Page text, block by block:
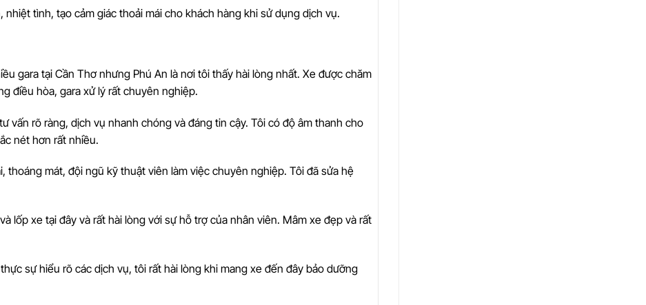
nhiệt tình, tạo cảm giác thoải mái cho khách hàng khi sử dụng dịch vụ.
gara tại Cần Thơ nhưng Phú An là nơi tôi thấy hài lòng nhất. Xe được chăm
điều hòa, gara xử lý rất chuyên nghiệp.
vấn rõ ràng, dịch vụ nhanh chóng và đáng tin cậy. Tôi có độ âm thanh cho
nét hơn rất nhiều.
thoáng mát, đội ngũ kỹ thuật viên làm việc chuyên nghiệp. Tôi đã sửa hệ
lốp xe tại đây và rất hài lòng với sự hỗ trợ của nhân viên. Mâm xe đẹp và rất
sự hiểu rõ các dịch vụ, tôi rất hài lòng khi mang xe đến đây bảo dưỡng